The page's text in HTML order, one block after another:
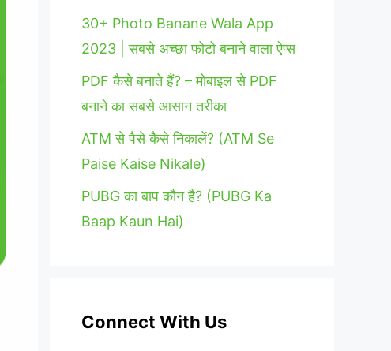
30+ Photo Banane Wala App
2023 | सबसे अच्छा फोटो बनाने वाला ऐप्स
PDF कैसे बनाते हैं? – मोबाइल से PDF
बनाने का सबसे आसान तरीका
ATM से पैसे कैसे निकालें? (ATM Se
Paise Kaise Nikale)
PUBG का बाप कौन है? (PUBG Ka
Baap Kaun Hai)
Connect With Us